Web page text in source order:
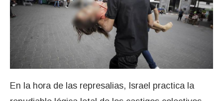
En la hora de las represalias, Israel practica la